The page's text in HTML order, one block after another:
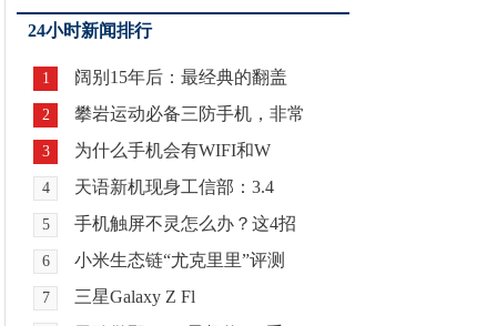
24小时新闻排行
1 阔别15年后：最经典的翻盖
2 攀岩运动必备三防手机，非常
3 为什么手机会有WIFI和W
4 天语新机现身工信部：3.4
5 手机触屏不灵怎么办？这4招
6 小米生态链“尤克里里”评测
7 三星Galaxy Z Fl